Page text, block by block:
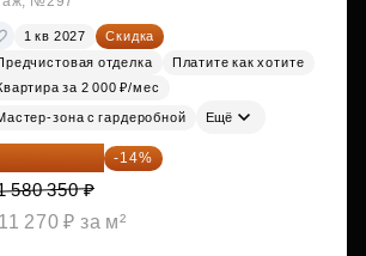
1 кв 2027
Скидка
отделка
Платите как хотите
за 2 000 ₽/мес
зона с гардеробной Ещё
559 101 ₽ -14%
580 350 ₽
270 ₽ за м²